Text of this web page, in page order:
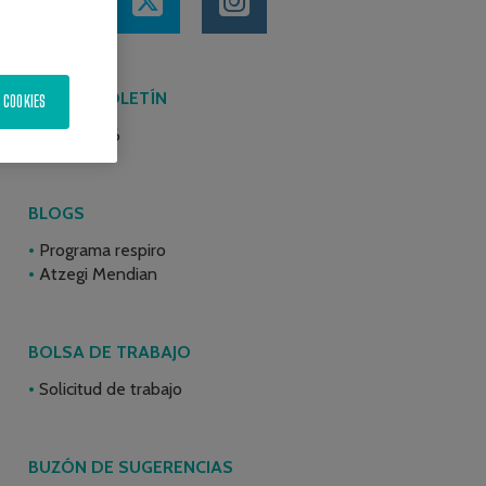
ÚLTIMO BOLETÍN
Junio 2026
BLOGS
Programa respiro
Atzegi Mendian
BOLSA DE TRABAJO
Solicitud de trabajo
BUZÓN DE SUGERENCIAS